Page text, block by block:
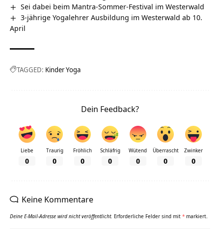
Sei dabei beim Mantra-Sommer-Festival im Westerwald
3-jährige Yogalehrer Ausbildung im Westerwald ab 10.
April
TAGGED: Kinder Yoga
Dein Feedback?
Liebe
0
Traurig
0
Fröhlich
0
Schläfrig
0
Wütend
0
Überrascht
0
Zwinker
0
Keine Kommentare
Deine E-Mail-Adresse wird nicht veröffentlicht. Erforderliche Felder sind mit * markiert.